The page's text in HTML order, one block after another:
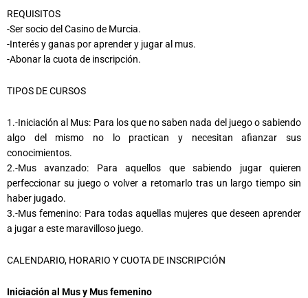
REQUISITOS
-Ser socio del Casino de Murcia.
-Interés y ganas por aprender y jugar al mus.
-Abonar la cuota de inscripción.
TIPOS DE CURSOS
1.-Iniciación al Mus: Para los que no saben nada del juego o sabiendo
algo del mismo no lo practican y necesitan afianzar sus
conocimientos.
2.-Mus avanzado: Para aquellos que sabiendo jugar quieren
perfeccionar su juego o volver a retomarlo tras un largo tiempo sin
haber jugado.
3.-Mus femenino: Para todas aquellas mujeres que deseen aprender
a jugar a este maravilloso juego.
CALENDARIO, HORARIO Y CUOTA DE INSCRIPCIÓN
Iniciación al Mus y Mus femenino